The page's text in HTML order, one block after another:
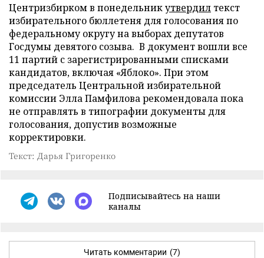
Центризбирком в понедельникутвердил текст
избирательного бюллетеня для голосования по
федеральному округу на выборах депутатов
Госдумы девятого созыва. В документ вошли все
11 партий с зарегистрированными списками
кандидатов, включая «Яблоко». При этом
председатель Центральной избирательной
комиссии Элла Памфилова рекомендовала пока
не отправлять в типографии документы для
голосования, допустив возможные
корректировки.
Текст: Дарья Григоренко
Подписывайтесь на наши
каналы
Читать комментарии (7)